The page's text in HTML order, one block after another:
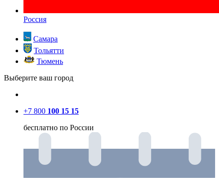
Россия
Самара
Тольятти
Тюмень
Выберите ваш город
+7 800 100 15 15
бесплатно по России